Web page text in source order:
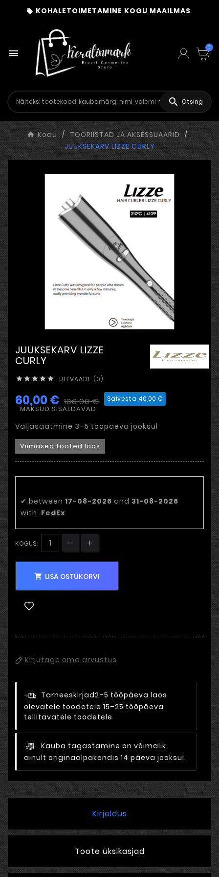
 KOHALETOIMETAMINE KOGU MAAILMAS
 0
 Otsing
Kodu
TÖÖRIISTAD JA AKSESSUAARID
JUUKSEKARV LIZZE CURLY
JUUKSEKARV LIZZE
CURLY
     ÜLEVAADE (0)
60,00 € 100,00 € Salvesta 40,00 €
MAKSUD SISALDAVAD
Väljasaatmine 3–5 tööpäeva jooksul
Viimased tooted laos
✔ between 17-08-2026 and 31-08-2026
with FedEx
KOGUS:
 LISA OSTUKORVI
Kirjutage oma arvustus
Tarneeskirjad2–5 tööpäeva laos
olevatele toodetele 15–25 tööpäeva
tellitavatele toodetele
Kauba tagastamine on võimalik
ainult originaalpakendis 14 päeva jooksul.
Kirjeldus
Toote üksikasjad